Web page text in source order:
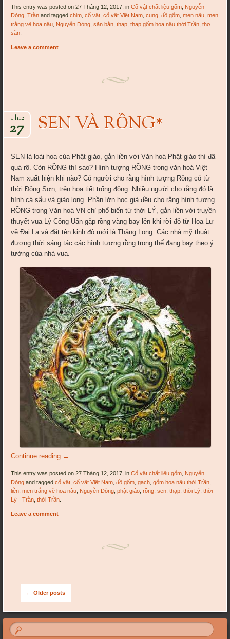
This entry was posted on 27 Tháng 12, 2017, inCổ vật chất liệu gốm Nguyễn
Dòng ,Trần and taggedchim ,cổ vật ,cổ vật Việt Nam ,cung ,đồ gốm ,men nâu ,men
trắng vẽ hoa nâu Nguyễn Dòng ,săn bắn ,thạp ,thạp gốm hoa nâu thời Trần ,thợ
săn
Leave a comment
SEN VÀ RỒNG*
Th12
27
SEN là loài hoa của Phật giáo, gắn liền với Văn hoá Phật giáo thì đã
quá rõ. Còn RỒNG thì sao? Hình tượng RỒNG trong văn hoá Việt
Nam xuất hiện khi nào? Có người cho rằng hình tượng Rồng có từ
thời Đông Sơn, trên họa tiết trống đồng. Nhiều người cho rằng đó là
hình cá sấu và giảo long. Phần lớn học giả đều cho rằng hình tượng
RỒNG trong Văn hoá VN chỉ phổ biến từ thời LÝ, gắn liền với truyền
thuyết vua Lý Công Uẩn gặp rồng vàng bay lên khi rời đô từ Hoa Lư
về Đại La và đặt tên kinh đô mới là Thăng Long. Các nhà mỹ thuật
đương thời sáng tác các hình tượng rồng trong thế đang bay theo ý
tưởng của nhà vua.
Continue reading →
This entry was posted on 27 Tháng 12, 2017, inCổ vật chất liệu gốm Nguyễn
Dòng and taggedcổ vật ,cổ vật Việt Nam ,đồ gốm ,gạch ,gốm hoa nâu thời Trần
liễn ,men trắng vẽ hoa nâu Nguyễn Dòng ,phật giáo ,rồng ,sen ,thạp ,thời Lý ,thời
Lý - Trần ,thời Trần
Leave a comment
Post navigation
← Older posts